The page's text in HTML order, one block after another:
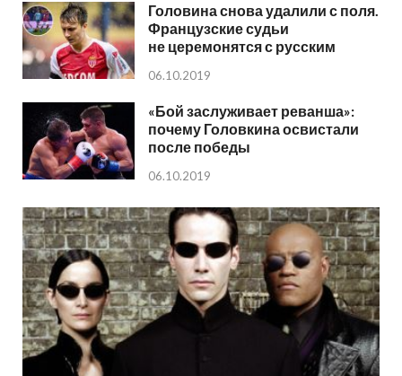
Головина снова удалили с поля.
Французские судьи
не церемонятся с русским
06.10.2019
«Бой заслуживает реванша»:
почему Головкина освистали
после победы
06.10.2019